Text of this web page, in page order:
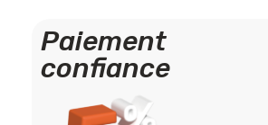
Paiement
confiance